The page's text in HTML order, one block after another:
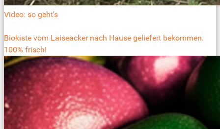
Video: so geht's
Biokiste vom Laiseacker nach Hause geliefert bekommen.
100% frisch!